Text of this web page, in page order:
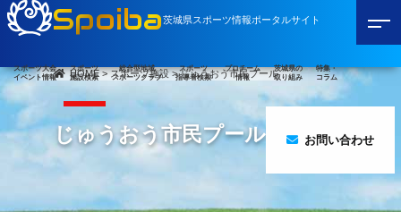
Spoiba茨城県スポーツ情報ポータルサイト
スポーツ大会
イベント情報
スポーツ
施設検索
総合型地域
スポーツクラブ
スポーツ
指導者検索
プロチーム
情報
茨城県の
取り組み
特集・
コラム
お問い合わせ
HOME>スポーツ施設>じゅうおう市民プール
じゅうおう市民プール